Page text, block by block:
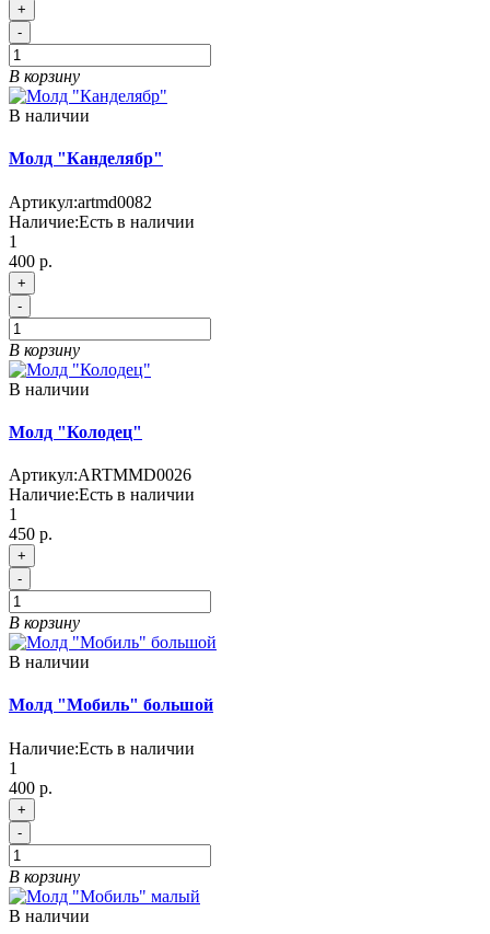
+
-
В корзину
В наличии
Молд "Канделябр"
Артикул:artmd0082
Наличие:Есть в наличии
1
400 р.
+
-
В корзину
В наличии
Молд "Колодец"
Артикул:ARTMMD0026
Наличие:Есть в наличии
1
450 р.
+
-
В корзину
В наличии
Молд "Мобиль" большой
Наличие:Есть в наличии
1
400 р.
+
-
В корзину
В наличии